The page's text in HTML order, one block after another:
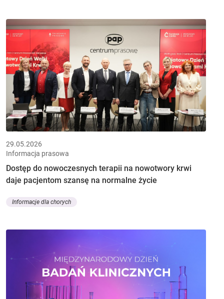
29.05.2026
Informacja prasowa
Dostęp do nowoczesnych terapii na nowotwory krwi
daje pacjentom szansę na normalne życie
Informacje dla chorych